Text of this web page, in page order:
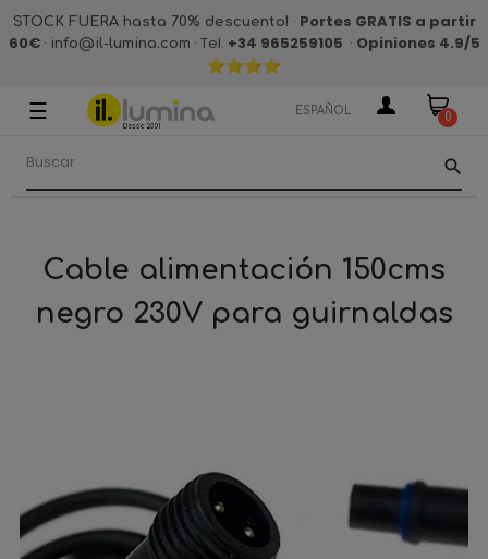
STOCK FUERA hasta 70% descuento! · Portes GRATIS a partir
60€· info@il-lumina.com · Tel. +34 965259105 · Opiniones 4.9/5
Navegación
palanca
☰ ESPAÑOL 0
search
Cable alimentación 150cms
negro 230V para guirnaldas